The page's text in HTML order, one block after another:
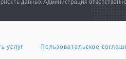
данных Администрация
услуг Пользовательское